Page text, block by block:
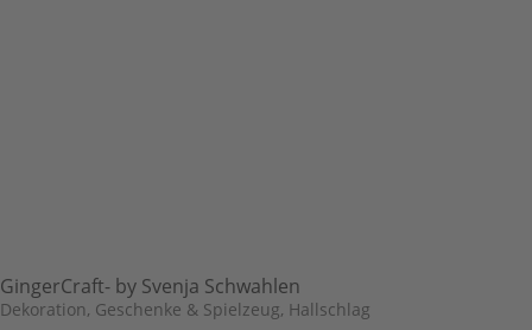
GingerCraft- by Svenja Schwahlen
Dekoration, Geschenke & Spielzeug, Hallschlag